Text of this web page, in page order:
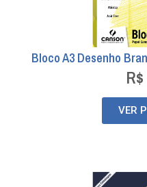
Bloco A3 Desenho
R$
VER